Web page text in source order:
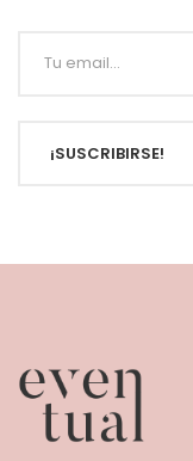
¡SUSCRIBIRSE!